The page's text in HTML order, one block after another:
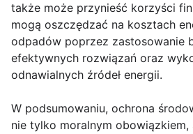
także może przynieść korzyści
mogą oszczędzać na kosztach
odpadów poprzez zastosowanie
efektywnych rozwiązań oraz
odnawialnych źródeł energii.
W podsumowaniu, ochrona
nie tylko moralnym obowiązkiem,